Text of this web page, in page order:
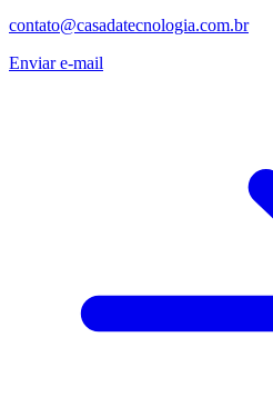
contato@casadatecnologia.com.br
Enviar e-mail